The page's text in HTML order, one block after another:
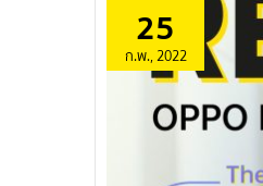
25
ก.พ., 2022